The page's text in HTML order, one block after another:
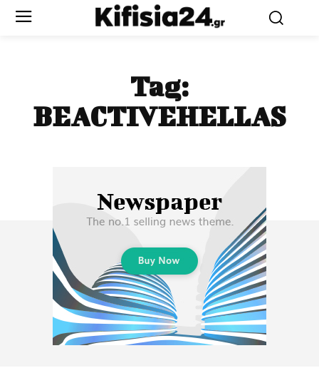
Tag:
BEACTIVEHELLAS